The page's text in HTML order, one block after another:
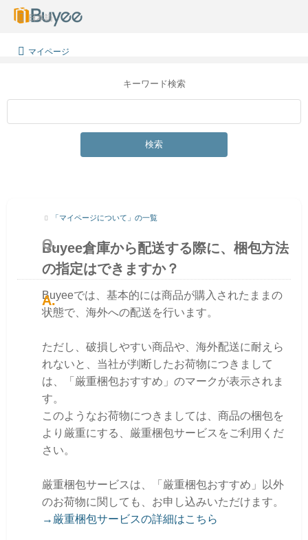
日本語
マイページ
キーワード検索
検索
「マイページについて」の一覧
Buyee倉庫から配送する際に、梱包方法
の指定はできますか？
Buyeeでは、基本的には商品が購入されたままの
状態で、海外への配送を行います。
ただし、破損しやすい商品や、海外配送に耐えら
れないと、当社が判断したお荷物につきまして
は、「厳重梱包おすすめ」のマークが表示されま
す。
このようなお荷物につきましては、商品の梱包を
より厳重にする、厳重梱包サービスをご利用くだ
さい。
厳重梱包サービスは、「厳重梱包おすすめ」以外
のお荷物に関しても、お申し込みいただけます。
→厳重梱包サービスの詳細はこちら